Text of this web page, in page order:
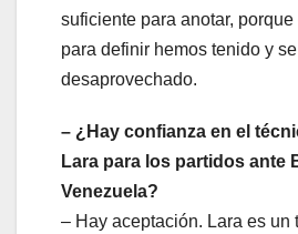
suficiente para anotar,
para definir hemos tenido y
desaprovechado.
– ¿Hay confianza en el
Lara para los partidos ante
Venezuela?
– Hay aceptación. Lara es un